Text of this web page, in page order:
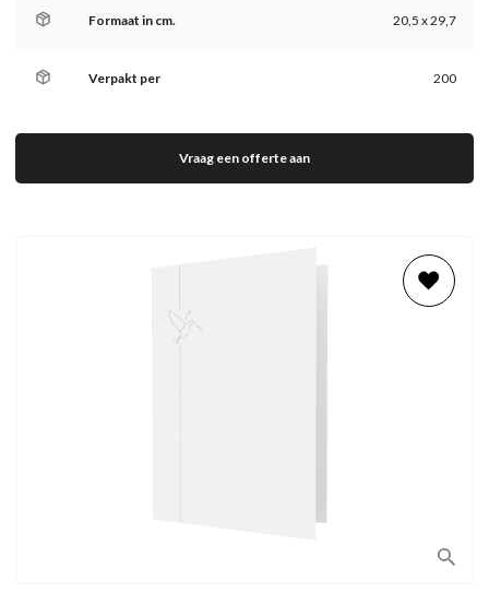
Formaat in cm. 20,5 x 29,7
Verpakt per 200
Vraag een offerte aan